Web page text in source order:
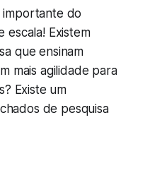
importante do
escala! Existem
que ensinam
mais agilidade para
Existe um
de pesquisa